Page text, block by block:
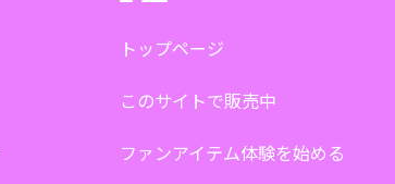
トップページ
このサイトで販売中
ファンアイテム体験を始める